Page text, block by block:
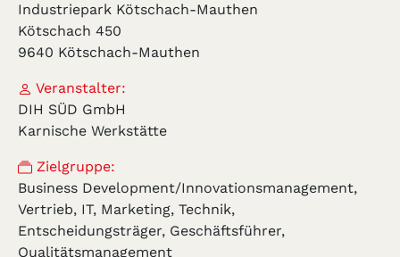
Industriepark Kötschach-Mauthen
Kötschach 450
9640 Kötschach-Mauthen
Veranstalter:
DIH SÜD GmbH
Karnische Werkstätte
Zielgruppe:
Business Development/Innovationsmanagement,
Vertrieb, IT, Marketing, Technik,
Entscheidungsträger, Geschäftsführer,
Qualitätsmanagement